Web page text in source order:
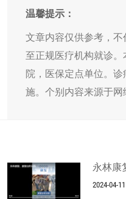
温馨提示：
文章内容仅供参考，
至正规医疗机构就诊
院，医保定点单位。
施。个别内容来源于网
永林康
2024-04-11